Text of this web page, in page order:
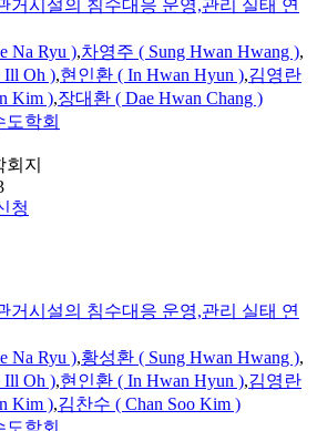
거시설의 침수대응 운영,관리 실태 연
Na Ryu ),차영주 ( Sung Hwan Hwang ),
Ill Oh ),현인환 ( In Hwan Hyun ),김영란
Kim ),장대환 ( Dae Hwan Chang )
학회
지
청
거시설의 침수대응 운영,관리 실태 연
Na Ryu ),황성환 ( Sung Hwan Hwang ),
Ill Oh ),현인환 ( In Hwan Hyun ),김영란
Kim ),김찬수 ( Chan Soo Kim )